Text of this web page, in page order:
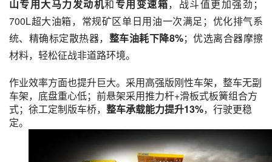
山专用大马力发动机和专用变速箱，战斗值更加强劲；
700L超大油箱，常规矿区单日用油一次满足；优化排气系
统、精确标定散热器， 整车油耗下降8%；优选离合器摩擦
材料，轻松征战非道路环境。
作业效率方面也提升巨大。采用高强版刚性车架，整车无副
车架，底盘重心低；前悬架采用推力杆+滑板式板簧组合方
式；徐工定制版车桥， 整车承载能力提升13%，行驶更稳
定。